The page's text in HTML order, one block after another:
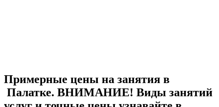
Примерные цены на занятия в
Палатке. ВНИМАНИЕ! Виды занятий